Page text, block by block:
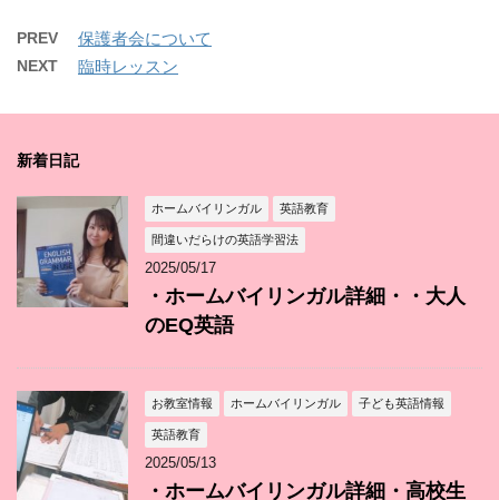
PREV 保護者会について
NEXT 臨時レッスン
新着日記
ホームバイリンガル 英語教育
間違いだらけの英語学習法
2025/05/17
・ホームバイリンガル詳細・・大人
のEQ英語
お教室情報 ホームバイリンガル 子ども英語情報
英語教育
2025/05/13
・ホームバイリンガル詳細・高校生